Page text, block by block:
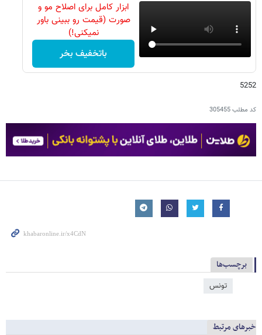
ابزار کامل برای اصلاح مو و
صورت (قیمت رو ببینی باور
نمیکنی!)
باتخفیف بخر
5252
کد مطلب305455
برچسب‌ها
تونس
خبرهای مرتبط